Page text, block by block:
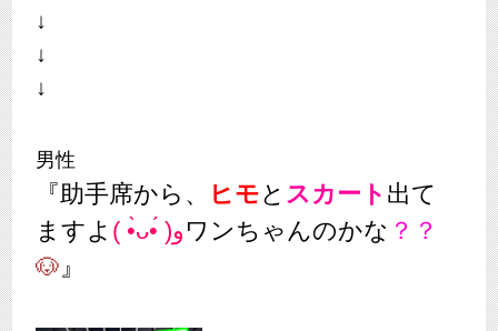
↓
↓
↓
男性
『助手席から、 ヒモと スカート 出て
ますよ
( •̀ᴗ•́ )و ワンちゃんのかな ？？
🐶 』